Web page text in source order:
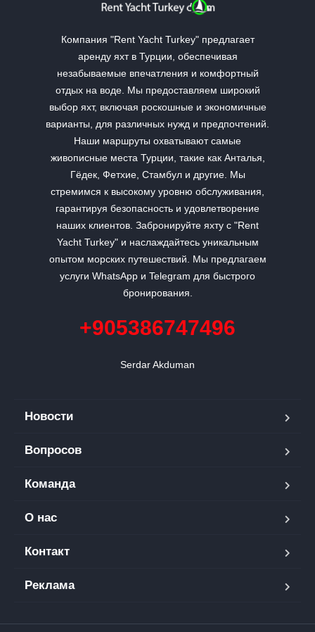
Компания "Rent Yacht Turkey" предлагает
аренду яхт в Турции, обеспечивая
незабываемые впечатления и комфортный
отдых на воде. Мы предоставляем широкий
выбор яхт, включая роскошные и экономичные
варианты, для различных нужд и предпочтений.
Наши маршруты охватывают самые
живописные места Турции, такие как Анталья,
Гёдек, Фетхие, Стамбул и другие. Мы
стремимся к высокому уровню обслуживания,
гарантируя безопасность и удовлетворение
наших клиентов. Забронируйте яхту с "Rent
Yacht Turkey" и наслаждайтесь уникальным
опытом морских путешествий. Мы предлагаем
услуги WhatsApp и Telegram для быстрого
бронирования.
+905386747496
Serdar Akduman
Новости
Вопросов
Команда
О нас
Контакт
Реклама